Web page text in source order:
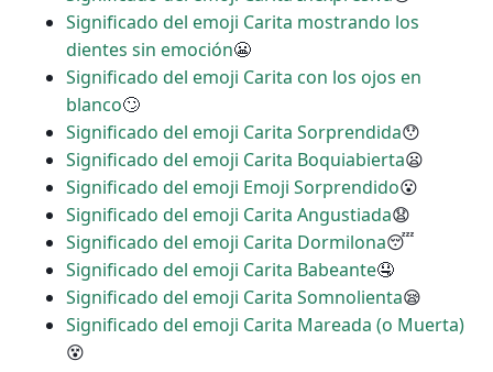
Significado del emoji Carita mostrando los
dientes sin emoción😬
Significado del emoji Carita con los ojos en
blanco🙄
Significado del emoji Carita Sorprendida😯
Significado del emoji Carita Boquiabierta😦
Significado del emoji Emoji Sorprendido😮
Significado del emoji Carita Angustiada😧
Significado del emoji Carita Dormilona😴
Significado del emoji Carita Babeante🤤
Significado del emoji Carita Somnolienta😪
Significado del emoji Carita Mareada (o Muerta)
😵